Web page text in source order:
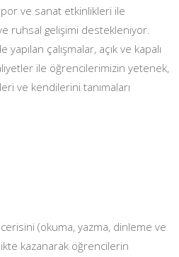
ve sanat etkinlikleri ile
ruhsal gelişimi destekleniyor.
çalışmalar, açık ve kapalı
ile öğrencilerimizin yetenek,
ve kendilerini tanımaları
(okuma, yazma, dinleme ve
kazanarak öğrencilerin